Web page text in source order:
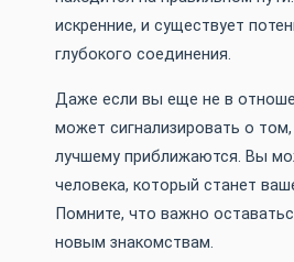
искренние, и существует
глубокого соединения.
Даже если вы еще не в
может сигнализировать о
лучшему приближаются. Вы
человека, который станет
Помните, что важно
новым знакомствам.